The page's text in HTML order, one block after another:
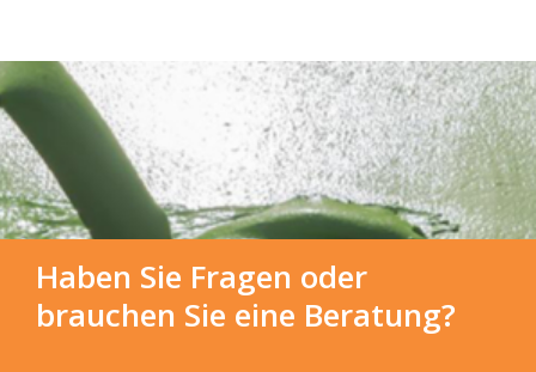
Haben Sie Fragen oder
brauchen Sie eine Beratung?